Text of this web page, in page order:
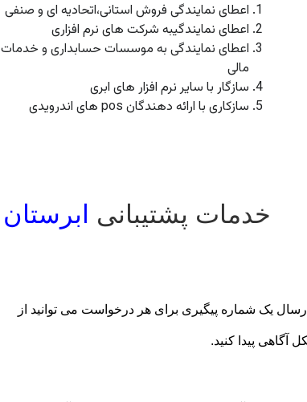
اعطای نمایندگی فروش استانی،اتحادیه ای و صنفی
اعطای نمایندگیبه شرکت های نرم افزاری
اعطای نمایندگی به موسسات حسابداری و خدمات
مالی
سازگار با سایر نرم افزار های ابری
سازکاری با ارائه دهندگان pos های اندرویدی
خدمات پشتیبانی ابرستان
یک شماره پیگیری برای هر درخواست می توانید از
آگاهی پیدا کنید.